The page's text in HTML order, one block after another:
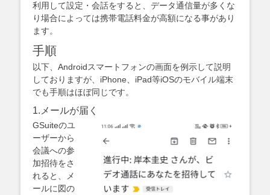
利用して設定・会話をすると、データ通信量が多くな
り場合によっては携帯電話料金が高額になる事があり
ます。
手順
以下、Androidスマートフォンの画面を例示して説明
しておりますが、iPhone、iPad等iOSのモバイル端末
でも手順はほぼ同じです。
1.メールが届く
GSuiteのユ
ーザーから
会議への参
加招待をさ
れると、メ
ールに図の